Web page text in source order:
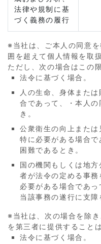
法律や規制に基
づく義務の履行
※当社は、ご本人の同意
囲を超えて個人情報を取
ただし、次の場合はこの
法令に基づく場合。
人の生命、身体また
合であって、・本人
き。
公衆衛生の向上また
特に必要がある場合
困難であるとき。
国の機関もしくは地
者が法令の定める事
必要がある場合であ
当該事務の遂行に支障
※当社は、次の場合を除
を第三者に提供すること
法令に基づく場合。